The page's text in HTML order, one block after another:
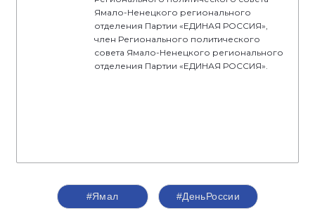
Ямало-Ненецкого регионального
отделения Партии «ЕДИНАЯ РОССИЯ»,
член Регионального политического
совета Ямало-Ненецкого регионального
отделения Партии «ЕДИНАЯ РОССИЯ».
#Ямал #ДеньРоссии